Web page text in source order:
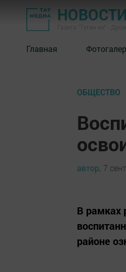
Главная
ОБЩЕСТВО
автор, 7
В рамках
районе